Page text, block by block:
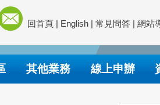
回首頁 | English | 常見問答 | 網站
其他業務 線上申辦